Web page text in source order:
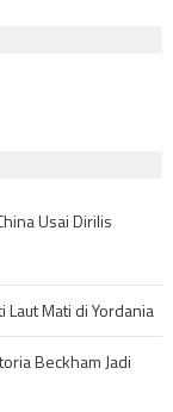
Usai Dirilis
Mati di Yordania
Beckham Jadi